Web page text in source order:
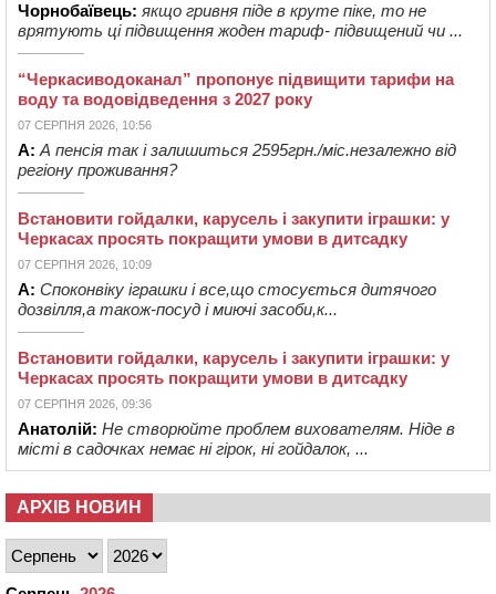
Чорнобаївець: якщо гривня піде в круте піке, то не
врятують ці підвищення жоден тариф- підвищений чи ...
“Черкасиводоканал” пропонує підвищити тарифи на
воду та водовідведення з 2027 року
07 СЕРПНЯ 2026, 10:56
А: А пенсія так і залишиться 2595грн./міс.незалежно від
регіону проживання?
Встановити гойдалки, карусель і закупити іграшки: у
Черкасах просять покращити умови в дитсадку
07 СЕРПНЯ 2026, 10:09
А: Споконвіку іграшки і все,що стосується дитячого
дозвілля,а також-посуд і миючі засоби,к...
Встановити гойдалки, карусель і закупити іграшки: у
Черкасах просять покращити умови в дитсадку
07 СЕРПНЯ 2026, 09:36
Анатолій: Не створюйте проблем вихователям. Ніде в
місті в садочках немає ні гірок, ні гойдалок, ...
АРХІВ НОВИН